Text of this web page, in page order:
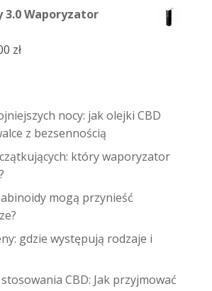
3.0 Waporyzator
zł.
złAktualna
nocy: jak olejki CBD
z bezsennością
który waporyzator
mogą przynieść
gdzie występują rodzaje i
CBD: Jak przyjmować